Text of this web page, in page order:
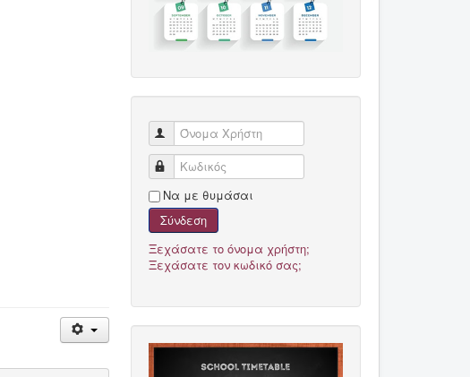
Όνομα Χρήστη
Κωδικός
Να με θυμάσαι
Σύνδεση
Ξεχάσατε το όνομα χρήστη;
Ξεχάσατε τον κωδικό σας;